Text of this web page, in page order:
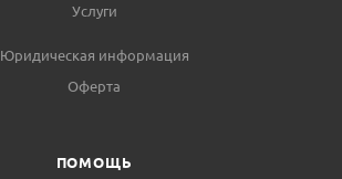
Услуги
Юридическая информация
Оферта
ПОМОЩЬ